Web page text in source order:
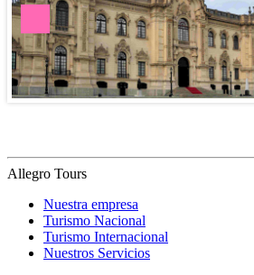
Allegro Tours
Nuestra empresa
Turismo Nacional
Turismo Internacional
Nuestros Servicios